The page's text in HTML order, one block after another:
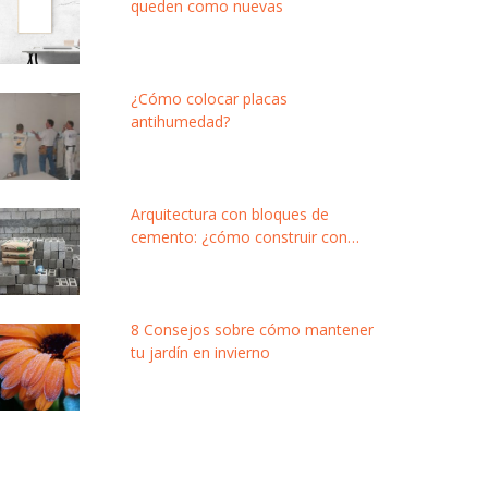
queden como nuevas
¿Cómo colocar placas
antihumedad?
Arquitectura con bloques de
cemento: ¿cómo construir con
8 Consejos sobre cómo mantener
tu jardín en invierno